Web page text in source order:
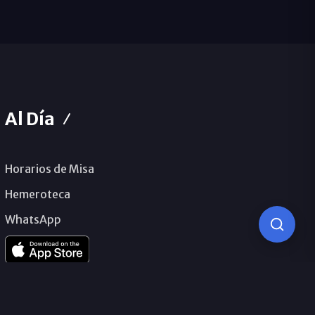
Al Día
Horarios de Misa
Hemeroteca
WhatsApp